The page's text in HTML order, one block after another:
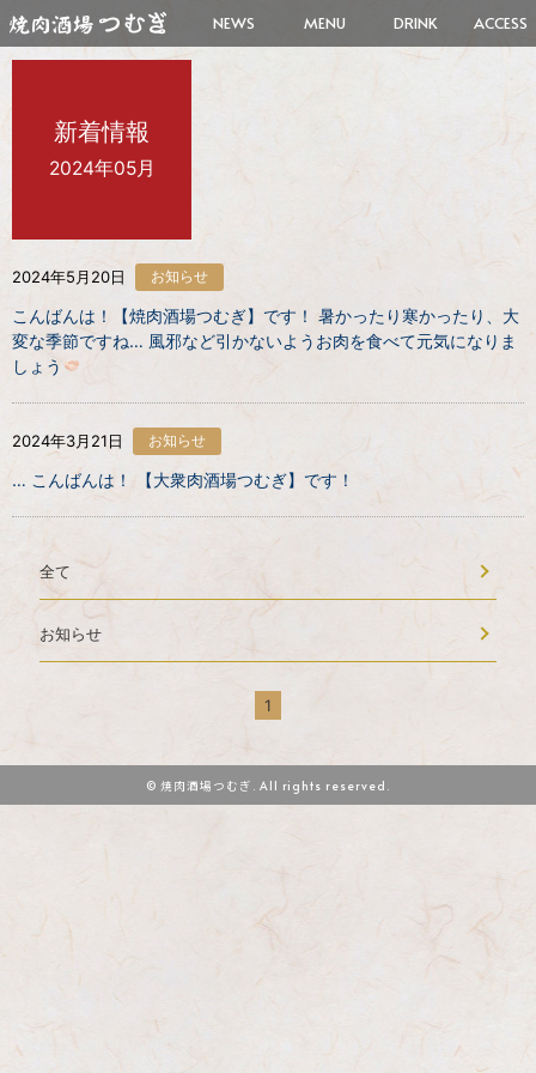
新着情報
2024年05月
2024年5月20日 お知らせ
こんばんは！【焼肉酒場つむぎ】です！ 暑かったり寒かったり、大
変な季節ですね… 風邪など引かないようお肉を食べて元気になりま
しょう
2024年3月21日 お知らせ
… こんばんは！ 【大衆肉酒場つむぎ】です！
全て
お知らせ
1
© 焼肉酒場つむぎ. All rights reserved.
NEWS MENU DRINK ACCESS